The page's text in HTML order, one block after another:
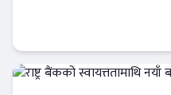
Banner News